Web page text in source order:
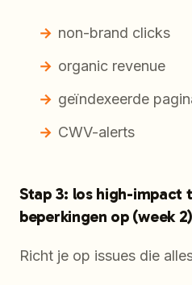
non-brand clicks
organic revenue
geïndexeerde
CWV-alerts
Stap 3: los high-impact
beperkingen op (week 2)
Richt je op issues die